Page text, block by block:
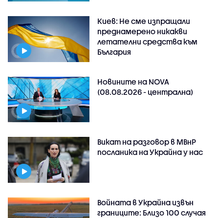
Киев: Не сме изпращали
преднамерено никакви
летателни средства към
България
Новините на NOVA
(08.08.2026 - централна)
Викат на разговор в МВнР
посланика на Украйна у нас
Войната в Украйна извън
границите: Близо 100 случая